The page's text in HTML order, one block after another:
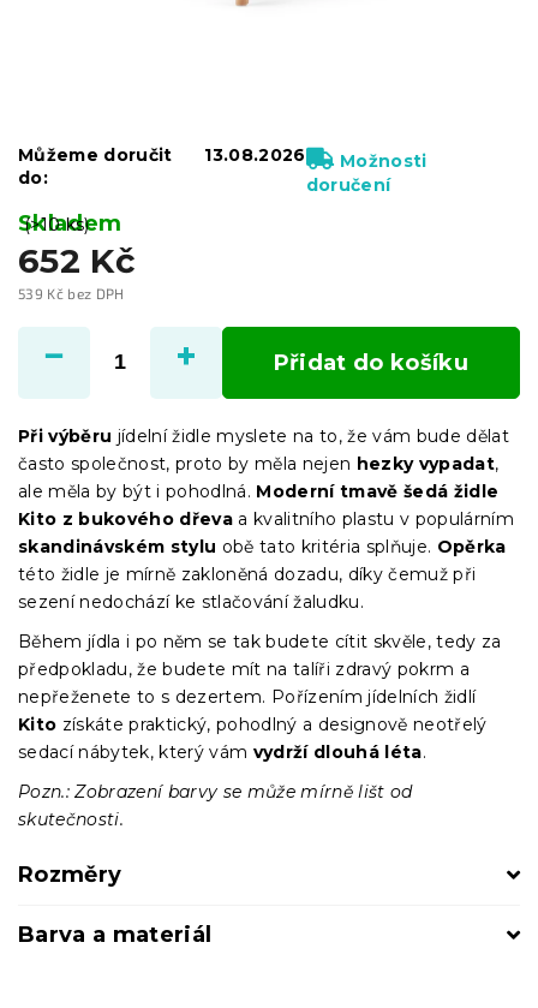
652 Kč
539 Kč bez DPH
cena:
Skladem
(>10 ks)
Můžeme doručit
do:
13.08.2026
Možnosti
doručení
Přidat do košíku
Při výběru jídelní židle myslete na to, že vám bude dělat
často společnost, proto by měla nejen hezky vypadat,
ale měla by být i pohodlná. Moderní tmavě šedá židle
Kito z bukového dřeva a kvalitního plastu v populárním
skandinávském stylu obě tato kritéria splňuje. Opěrka
této židle je mírně zakloněná dozadu, díky čemuž při
sezení nedochází ke stlačování žaludku.
Během jídla i po něm se tak budete cítit skvěle, tedy za
předpokladu, že budete mít na talíři zdravý pokrm a
nepřeženete to s dezertem. Pořízením jídelních židlí
Kito získáte praktický, pohodlný a designově neotřelý
sedací nábytek, který vám vydrží dlouhá léta.
Pozn.: Zobrazení barvy se může mírně lišt od
skutečnosti.
Rozměry
Barva a materiál